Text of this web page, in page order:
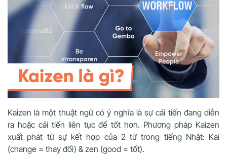
Kaizen là một thuật ngữ có ý nghĩa là sự cải tiến đang diễn
ra hoặc cải tiến liên tục để tốt hơn. Phương pháp Kaizen
xuất phát từ sự kết hợp của 2 từ trong tiếng Nhật: Kai
(change = thay đổi) & zen (good = tốt).